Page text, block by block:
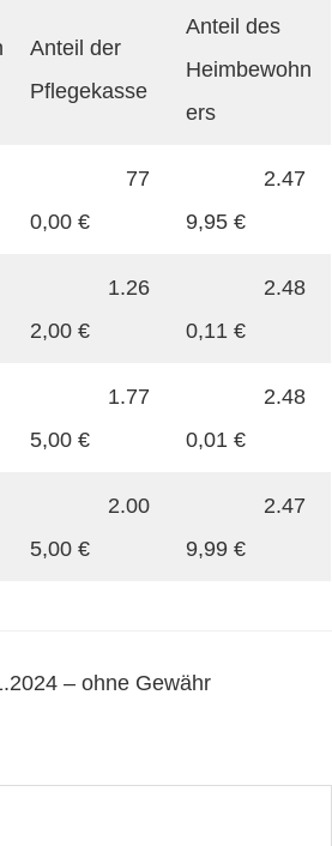
Anteil der
Pflegekasse
Anteil des
Heimbewohn
ers
77
0,00 €
2.47
9,95 €
1.26
2,00 €
2.48
0,11 €
1.77
5,00 €
2.48
0,01 €
2.00
5,00 €
2.47
9,99 €
– ohne Gewähr